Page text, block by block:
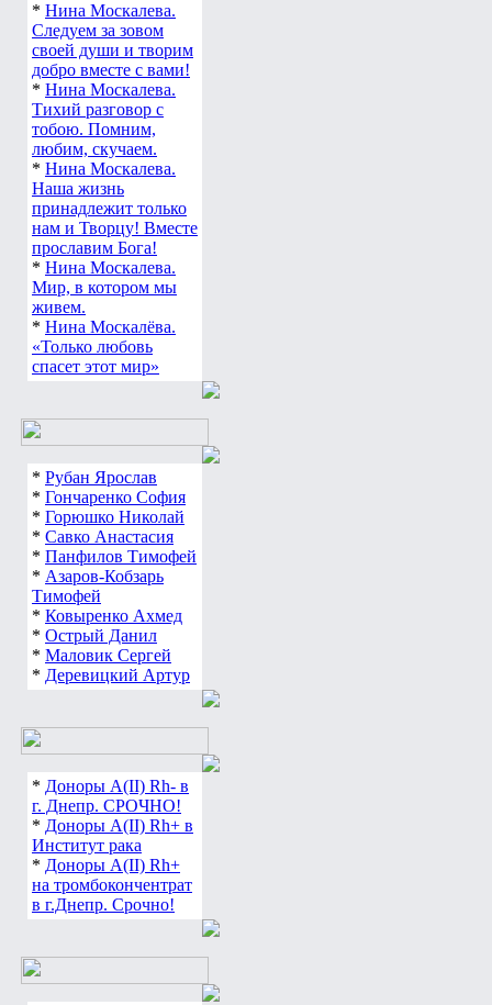
* Нина Москалева.
Следуем за зовом
своей души и творим
добро вместе с вами!
* Нина Москалева.
Тихий разговор с
тобою. Помним,
любим, скучаем.
* Нина Москалева.
Наша жизнь
принадлежит только
нам и Творцу! Вместе
прославим Бога!
* Нина Москалева.
Мир, в котором мы
живем.
* Нина Москалёва.
«Только любовь
спасет этот мир»
* Рубан Ярослав
* Гончаренко София
* Горюшко Николай
* Савко Анастасия
* Панфилов Тимофей
* Азаров-Кобзарь
Тимофей
* Ковыренко Ахмед
* Острый Данил
* Маловик Сергей
* Деревицкий Артур
* Доноры А(ІІ) Rh- в
г. Днепр. СРОЧНО!
* Доноры А(ІІ) Rh+ в
Институт рака
* Доноры А(ІІ) Rh+
на тромбокончентрат
в г.Днепр. Срочно!